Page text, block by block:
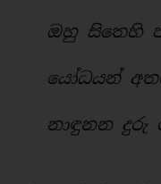
ඔහු සිතෙහි
යෝධයන්
නාඳුනන දුරු